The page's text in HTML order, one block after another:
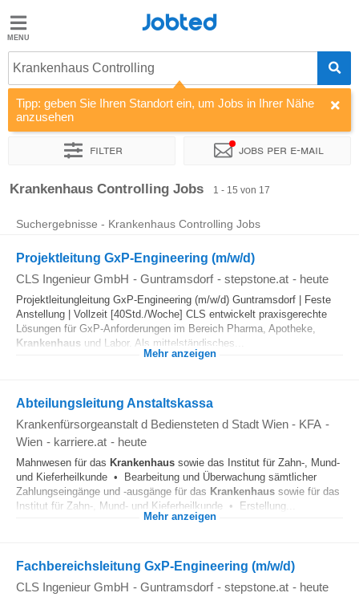
Jobted
Jobs
Gehalt
Jobted
Krankenhaus Controlling
Tipp: geben Sie Ihren Standort ein, um Jobs in Ihrer Nähe
anzusehen
Filter Jobs per e-mail
Sortieren nach Unternehmen Vertragsart
Krankenhaus Controlling Jobs 1 - 15 von 17
Suchergebnisse - Krankenhaus Controlling Jobs
Projektleitung GxP-Engineering (m/w/d)
CLS Ingenieur GmbH - Guntramsdorf - stepstone.at - heute
Projektleitungleitung GxP-Engineering (m/w/d) Guntramsdorf | Feste
Anstellung | Vollzeit [40Std./Woche] CLS entwickelt praxisgerechte
Lösungen für GxP-Anforderungen im Bereich Pharma, Apotheke,
Krankenhaus und Labor. Als mittelständisches...
Mehr anzeigen
Abteilungsleitung Anstaltskassa
Krankenfürsorgeanstalt d Bediensteten d Stadt Wien - KFA -
Wien - karriere.at - heute
Mahnwesen für das Krankenhaus sowie das Institut für Zahn-, Mund-
und Kieferheilkunde • Bearbeitung und Überwachung sämtlicher
Zahlungseingänge und -ausgänge für das Krankenhaus sowie für das
Institut für Zahn-, Mund- und Kieferheilkunde • Erstellung...
Mehr anzeigen
Fachbereichsleitung GxP-Engineering (m/w/d)
CLS Ingenieur GmbH - Guntramsdorf - stepstone.at - heute